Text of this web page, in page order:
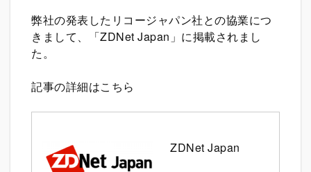
弊社の発表したリコージャパン社との協業につ
きまして、「ZDNet Japan 」に掲載されまし
た。
記事の詳細はこちら
ZDNet Japan